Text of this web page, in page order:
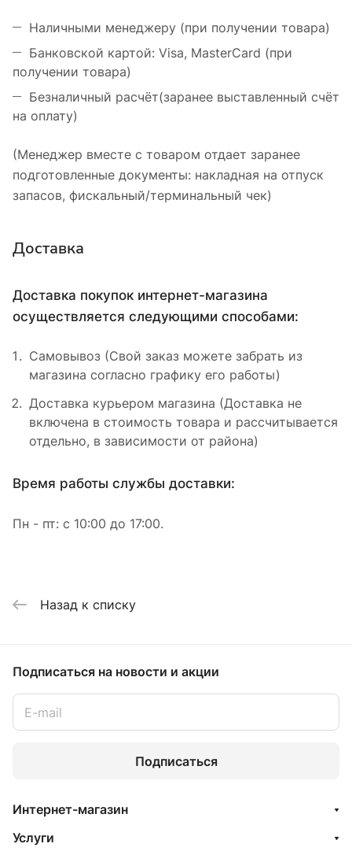
Наличными менеджеру (при получении товара)
Банковской картой: Visa, MasterCard (при
получении товара)
Безналичный расчёт(заранее выставленный счёт
на оплату)
(Менеджер вместе с товаром отдает заранее
подготовленные документы: накладная на отпуск
запасов, фискальный/терминальный чек)
Доставка
Доставка покупок интернет-магазина
осуществляется следующими способами:
Самовывоз (Свой заказ можете забрать из
магазина согласно графику его работы)
Доставка курьером магазина (Доставка не
включена в стоимость товара и рассчитывается
отдельно, в зависимости от района)
Время работы службы доставки:
Пн - пт: с 10:00 до 17:00.
Назад к списку
Подписаться на новости и акции
Подписаться
Интернет-магазин
Услуги